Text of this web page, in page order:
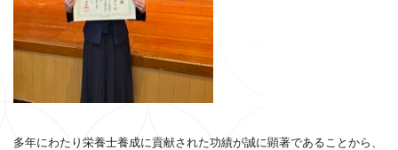
多年にわたり栄養士養成に貢献された功績が誠に顕著であることから、